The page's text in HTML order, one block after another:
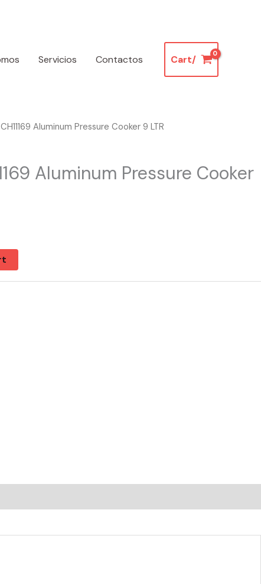
Servicios Contactos Cart/
Aluminum Pressure Cooker 9 LTR
Aluminum Pressure Cooker